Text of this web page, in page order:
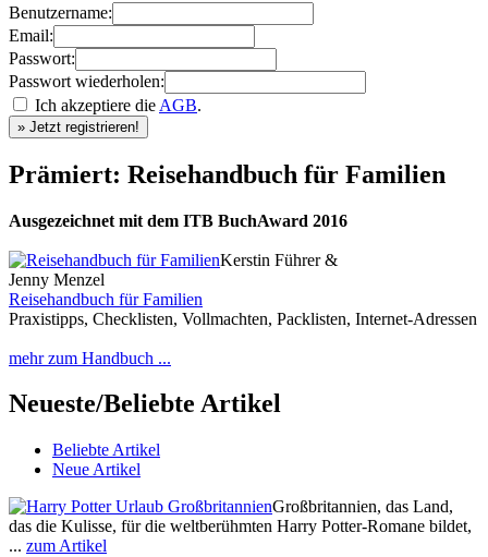
Benutzername:
Email:
Passwort:
Passwort wiederholen:
Ich akzeptiere die AGB.
Prämiert: Reisehandbuch für Familien
Ausgezeichnet mit dem ITB BuchAward 2016
Kerstin Führer &
Jenny Menzel
Reisehandbuch für Familien
Praxistipps, Checklisten, Vollmachten, Packlisten, Internet-Adressen
mehr zum Handbuch ...
Neueste/Beliebte Artikel
Beliebte Artikel
Neue Artikel
Großbritannien, das Land,
das die Kulisse, für die weltberühmten Harry Potter-Romane bildet,
... zum Artikel